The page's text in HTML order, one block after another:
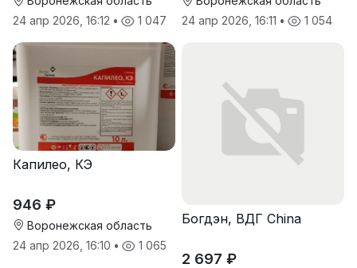
24 апр 2026, 16:12 • 1 047
24 апр 2026, 16:11 • 1 054
Капилео, КЭ
946 ₽
Воронежская область
24 апр 2026, 16:10 • 1 065
Богдэн, ВДГ China
2 697 ₽